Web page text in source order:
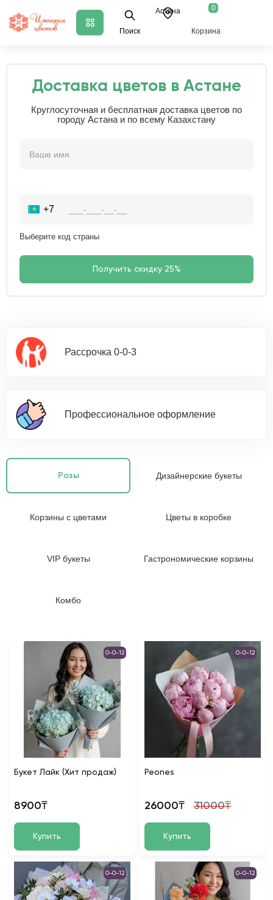
Поиск
Астана 0
Корзина
Доставка цветов в Астане
Круглосуточная и бесплатная доставка цветов по
городу Астана и по всему Казахстану
+7
Выберите код страны
Рассрочка 0-0-3
Профессиональное оформление
Розы Дизайнерские букеты
Корзины с цветами Цветы в коробке
VIP букеты Гастрономические корзины
Комбо
0-0-12
Букет Лайк (Хит продаж)
8900₸
Купить
0-0-12
Peones
26000₸ 31000₸
Купить
0-0-12 0-0-12